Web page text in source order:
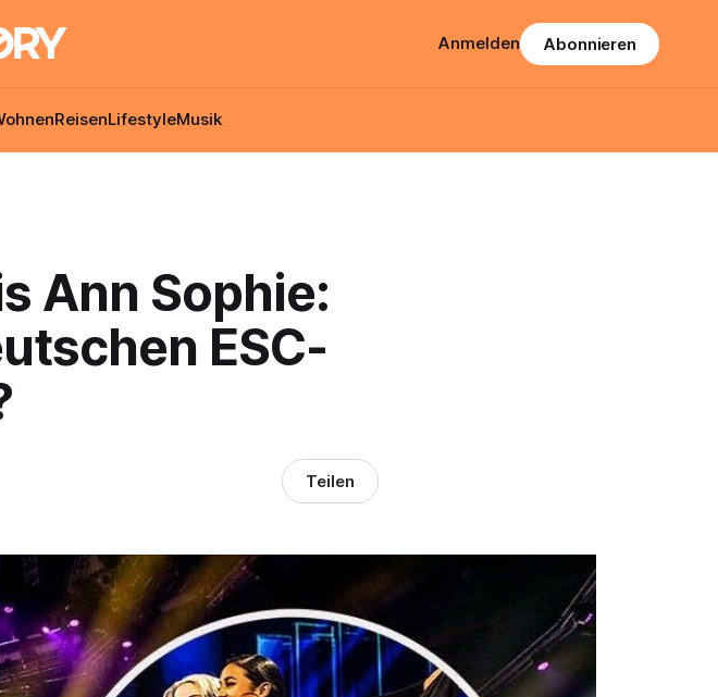
ReisenLifestyleMusik
Anmelden Abonnieren
Ann Sophie:
ESC-
Teilen